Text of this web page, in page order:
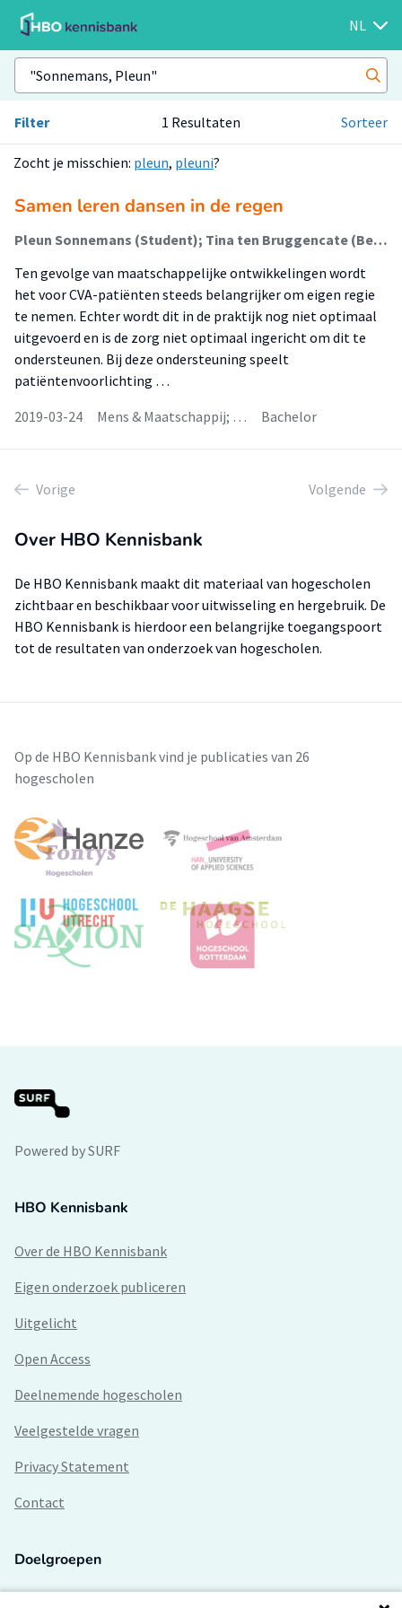
NL
Filter 1 Resultaten Sorteer
Zocht je misschien: pleun, pleuni?
Samen leren dansen in de regen
Pleun Sonnemans (Student); Tina ten Bruggencate (Begeleider)
Ten gevolge van maatschappelijke ontwikkelingen wordt
het voor CVA-patiënten steeds belangrijker om eigen regie
te nemen. Echter wordt dit in de praktijk nog niet optimaal
uitgevoerd en is de zorg niet optimaal ingericht om dit te
ondersteunen. Bij deze ondersteuning speelt
patiëntenvoorlichting …
2019-03-24
Mens & Maatschappij; … Bachelor
Vorige Volgende
Over HBO Kennisbank
De HBO Kennisbank maakt dit materiaal van hogescholen
zichtbaar en beschikbaar voor uitwisseling en hergebruik. De
HBO Kennisbank is hierdoor een belangrijke toegangspoort
tot de resultaten van onderzoek van hogescholen.
Op de HBO Kennisbank vind je publicaties van 26
hogescholen
Powered by SURF
HBO Kennisbank
Over de HBO Kennisbank
Eigen onderzoek publiceren
Uitgelicht
Open Access
Deelnemende hogescholen
Veelgestelde vragen
Privacy Statement
Contact
Doelgroepen